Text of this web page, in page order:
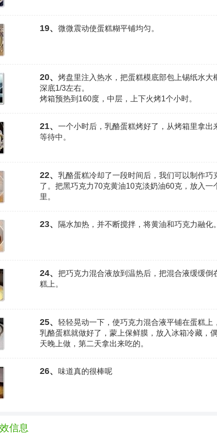
19、 微微震动使蛋糕糊平铺均匀。
20、 烤盘里注入热水，把蛋糕模底部包上锡纸水大
深底1/3左右。
烤箱预热到160度，中层，上下火烤1个小时。
21、 一个小时后，乳酪蛋糕烤好了，从烤箱里拿出
等待中。
22、 乳酪蛋糕冷却了一段时间后，我们可以制作巧
了。把黑巧克力70克黄油10克淡奶油60克，放入一
里。
23、 隔水加热，并不断搅拌，将黄油和巧克力融化
24、 把巧克力混合液放到温热后，把混合液缓缓倒
糕上。
25、 轻轻晃动一下，使巧克力混合液平铺在蛋糕上
乳酪蛋糕就做好了，蒙上保鲜膜，放入冰箱冷藏，
天晚上做，第二天拿出来吃的。
26、 味道真的很棒呢
信息